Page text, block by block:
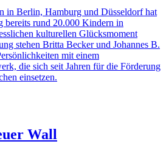
in Berlin, Hamburg und Düsseldorf hat
bereits rund 20.000 Kindern in
kulturellen Glücksmoment
stehen Britta Becker und Johannes B.
mit einem
die sich seit Jahren für die Förderung
einsetzen.
Wall